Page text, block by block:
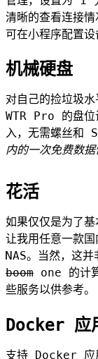
清晰的查看连接
可在小程序配置设
机械硬盘
对自己的捡垃圾
WTR Pro 的盘
入，无需螺丝和
内的一次免费数
花活
如果仅仅是为了
让我用任意一款
NAS。当然，这
boom one 的计
些服务以供参考。
Docker 应
支持 Docker 应